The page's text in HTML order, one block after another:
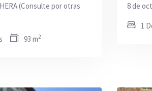
(Consulte por otras
93 m2
8 de
1